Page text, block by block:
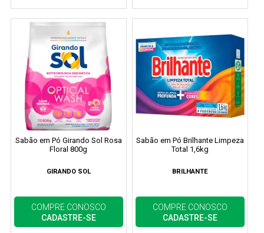
Sabão em Pó Girando Sol Rosa
Floral 800g
GIRANDO SOL
COMPRE CONOSCO
CADASTRE-SE
Sabão em Pó Brilhante Limpeza
Total 1,6kg
BRILHANTE
COMPRE CONOSCO
CADASTRE-SE